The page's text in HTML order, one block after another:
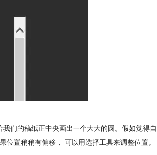
们的稿纸正中央画出一个大大的圆。假如觉得自
位置稍稍有偏移， 可以用选择工具来调整位置。